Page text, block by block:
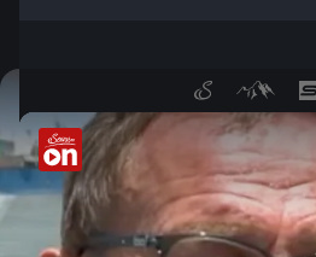
Nach dem